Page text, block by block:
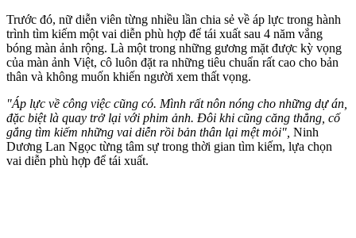
Trước đó, nữ diễn viên từng nhiều lần chia sẻ về áp lực trong hành
trình tìm kiếm một vai diễn phù hợp để tái xuất sau 4 năm vắng
bóng màn ảnh rộng. Là một trong những gương mặt được kỳ vọng
của màn ảnh Việt, cô luôn đặt ra những tiêu chuẩn rất cao cho bản
thân và không muốn khiến người xem thất vọng.
"Áp lực về công việc cũng có. Mình rất nôn nóng cho những dự án,
đặc biệt là quay trở lại với phim ảnh. Đôi khi cũng căng thẳng, cố
gắng tìm kiếm những vai diễn rồi bản thân lại mệt mỏi", Ninh
Dương Lan Ngọc từng tâm sự trong thời gian tìm kiếm, lựa chọn
vai diễn phù hợp để tái xuất.